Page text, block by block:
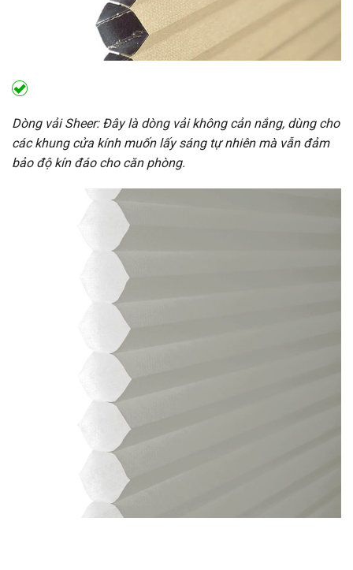
Dòng vải Sheer: Đây là dòng vải không cản nắng, dùng cho
các khung cửa kính muốn lấy sáng tự nhiên mà vẫn đảm
bảo độ kín đáo cho căn phòng.